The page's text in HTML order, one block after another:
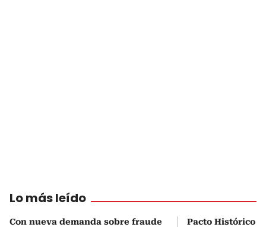
Lo más leído
Con nueva demanda sobre fraude
Pacto Histórico